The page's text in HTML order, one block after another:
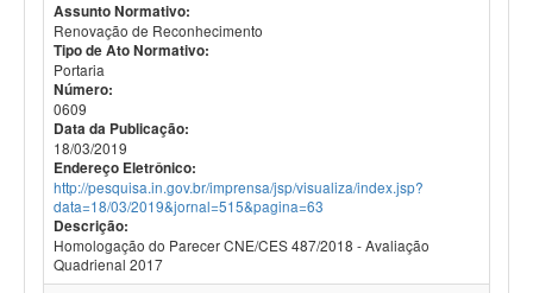
Assunto Normativo:
Renovação de Reconhecimento
Tipo de Ato Normativo:
Portaria
Número:
0609
Data da Publicação:
18/03/2019
Endereço Eletrônico:
http://pesquisa.in.gov.br/imprensa/jsp/visualiza/index.jsp?
data=18/03/2019&jornal=515&pagina=63
Descrição:
Homologação do Parecer CNE/CES 487/2018 - Avaliação
Quadrienal 2017